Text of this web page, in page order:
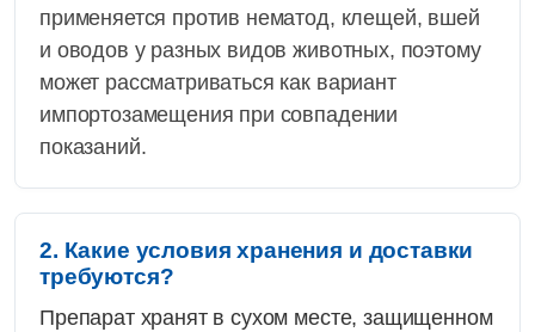
применяется против нематод, клещей, вшей
и оводов у разных видов животных, поэтому
может рассматриваться как вариант
импортозамещения при совпадении
показаний.
2. Какие условия хранения и доставки
требуются?
Препарат хранят в сухом месте, защищенном